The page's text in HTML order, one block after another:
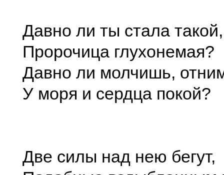
Давно ли ты стала такой,
Пророчица глухонемая?
Давно ли молчишь,
У моря и сердца покой?
Две силы над нею бегут,